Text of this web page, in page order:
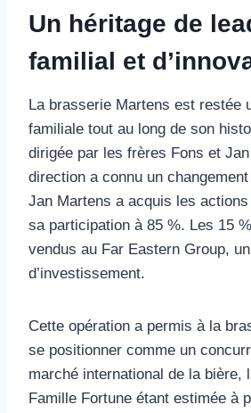
Un héritage de
familial et
La brasserie Martens est restée
familiale tout au long de son
dirigée par les frères Fons et
direction a connu un
Jan Martens a acquis les
sa participation à 85 %. Les 15
vendus au Far Eastern Group,
d’investissement.
Cette opération a permis à la
se positionner comme un
marché international de la bière,
Famille Fortune étant estimée à